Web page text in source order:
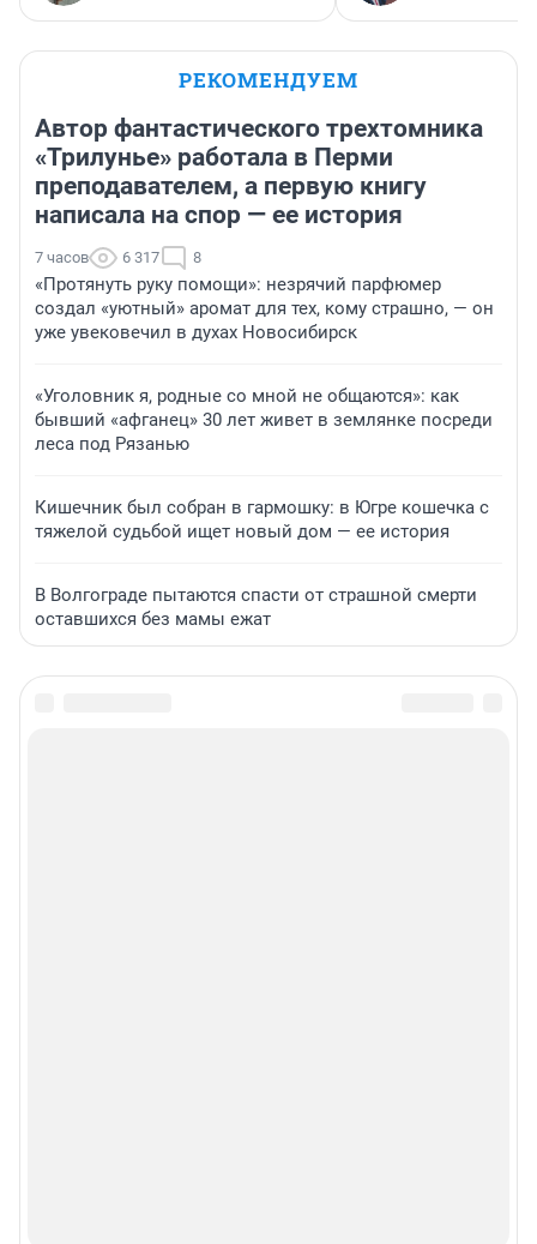
РЕКОМЕНДУЕМ
Автор фантастического трехтомника
«Трилунье» работала в Перми
преподавателем, а первую книгу
написала на спор — ее история
7 часов 6 317 8
«Протянуть руку помощи»: незрячий парфюмер
создал «уютный» аромат для тех, кому страшно, — он
уже увековечил в духах Новосибирск
«Уголовник я, родные со мной не общаются»: как
бывший «афганец» 30 лет живет в землянке посреди
леса под Рязанью
Кишечник был собран в гармошку: в Югре кошечка с
тяжелой судьбой ищет новый дом — ее история
В Волгограде пытаются спасти от страшной смерти
оставшихся без мамы ежат